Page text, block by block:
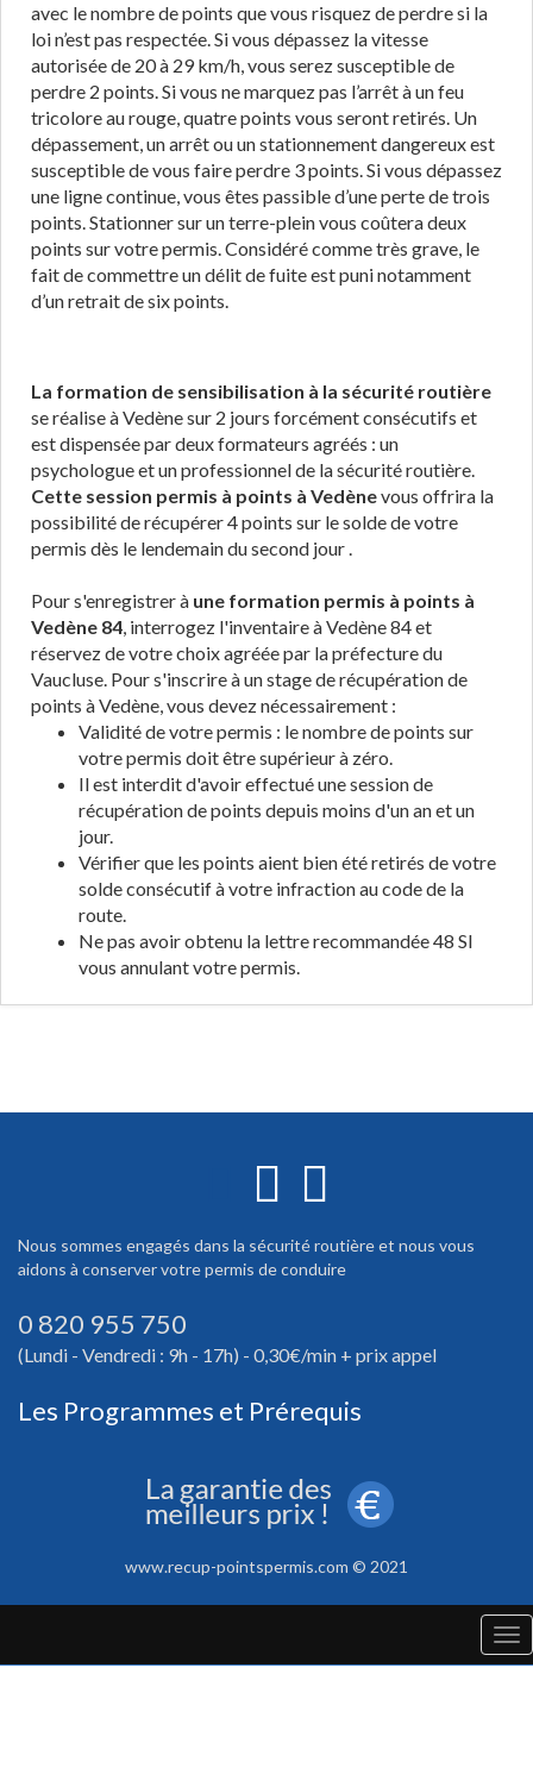
avec le nombre de points que vous risquez de perdre si la
loi n’est pas respectée. Si vous dépassez la vitesse
autorisée de 20 à 29 km/h, vous serez susceptible de
perdre 2 points. Si vous ne marquez pas l’arrêt à un feu
tricolore au rouge, quatre points vous seront retirés. Un
dépassement, un arrêt ou un stationnement dangereux est
susceptible de vous faire perdre 3 points. Si vous dépassez
une ligne continue, vous êtes passible d’une perte de trois
points. Stationner sur un terre-plein vous coûtera deux
points sur votre permis. Considéré comme très grave, le
fait de commettre un délit de fuite est puni notamment
d’un retrait de six points.
La formation de sensibilisation à la sécurité routière
se réalise à Vedène sur 2 jours forcément consécutifs et
est dispensée par deux formateurs agréés : un
psychologue et un professionnel de la sécurité routière.
Cette session permis à points à Vedènevous offrira la
possibilité de récupérer 4 points sur le solde de votre
permis dès le lendemain du second jour .
Pour s'enregistrer à une formation permis à points à
Vedène 84, interrogez l'inventaire à Vedène 84 et
réservez de votre choix agréée par la préfecture du
Vaucluse. Pour s'inscrire à un stage de récupération de
points à Vedène, vous devez nécessairement :
Validité de votre permis : le nombre de points sur
votre permis doit être supérieur à zéro.
Il est interdit d'avoir effectué une session de
récupération de points depuis moins d'un an et un
jour.
Vérifier que les points aient bien été retirés de votre
solde consécutif à votre infraction au code de la
route.
Ne pas avoir obtenu la lettre recommandée 48 SI
vous annulant votre permis.
Nous sommes engagés dans la sécurité routière et nous vous
aidons à conserver votre permis de conduire
0 820 955 750
(Lundi - Vendredi : 9h - 17h) - 0,30€/min + prix appel
Les Programmes et Prérequis
www.recup-pointspermis.com © 2021